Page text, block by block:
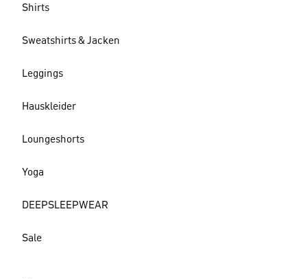
Shirts
Sweatshirts & Jacken
Leggings
Hauskleider
Loungeshorts
Yoga
DEEPSLEEPWEAR
Sale